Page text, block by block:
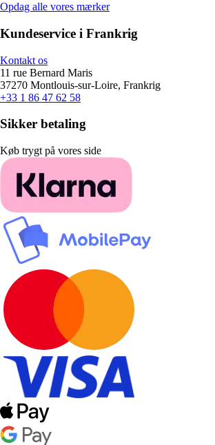
Opdag alle vores mærker
Kundeservice i Frankrig
Kontakt os
11 rue Bernard Maris
37270 Montlouis-sur-Loire, Frankrig
+33 1 86 47 62 58
Sikker betaling
Køb trygt på vores side